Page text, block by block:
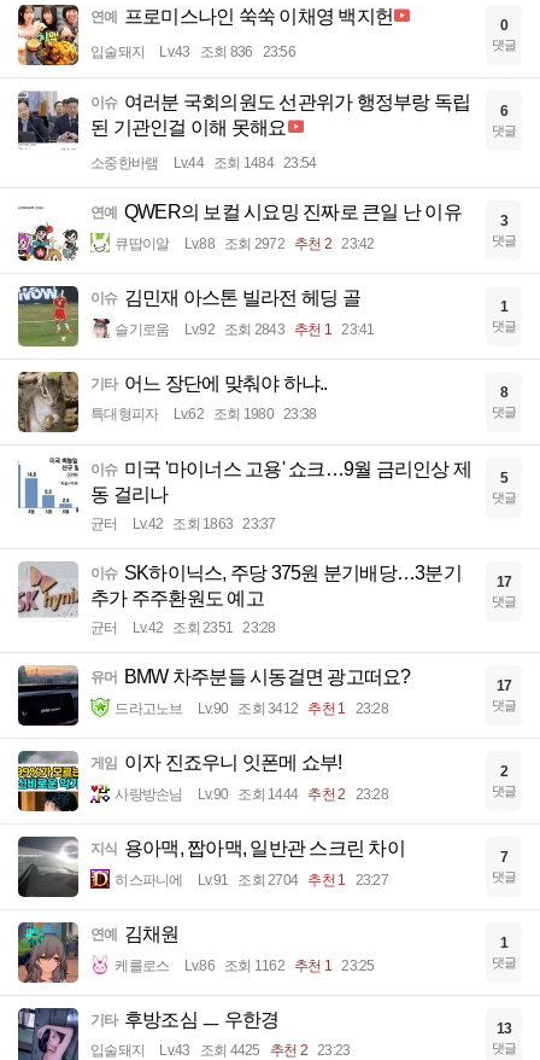
연예 프로미스나인 쑥쑥 이채영 백지헌
입술돼지 Lv.43 조회 836 23:56
0
댓글
이슈 여러분 국회의원도 선관위가 행정부랑 독립
된 기관인걸 이해 못해요
소중한바램 Lv.44 조회 1484 23:54
6
댓글
연예 QWER의 보컬 시요밍 진짜로 큰일 난 이유
큐땁이알 Lv.88 조회 2972 추천 2 23:42
3
댓글
이슈 김민재 아스톤 빌라전 헤딩 골
슬기로움 Lv.92 조회 2843 추천 1 23:41
1
댓글
기타 어느 장단에 맞춰야 하냐..
특대형피자 Lv.62 조회 1980 23:38
8
댓글
이슈 미국 '마이너스 고용' 쇼크…9월 금리인상 제
동 걸리나
균터 Lv.42 조회 1863 23:37
5
댓글
이슈 SK하이닉스, 주당 375원 분기배당…3분기
추가 주주환원도 예고
균터 Lv.42 조회 2351 23:28
17
댓글
유머 BMW 차주분들 시동걸면 광고떠요?
드라고노브 Lv.90 조회 3412 추천 1 23:28
17
댓글
게임 이자 진죠우니 잇폰메 쇼부!
사랑방손님 Lv.90 조회 1444 추천 2 23:28
2
댓글
지식 용아맥, 짭아맥, 일반관 스크린 차이
히스파니에 Lv.91 조회 2704 추천 1 23:27
7
댓글
연예 김채원
케를로스 Lv.86 조회 1162 추천 1 23:25
1
댓글
기타 후방조심 ㅡ 우한경
입술돼지 Lv.43 조회 4425 추천 2 23:23
13
댓글